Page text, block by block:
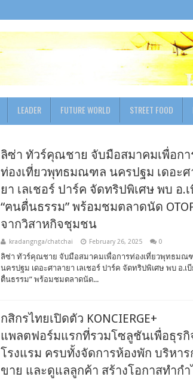
LEADER FUTURE WORLD STREET FOOD
ลิซ่า ทัวร์คุณชาย จับมือสมาคมเพื่อกา
ท่องเที่ยวพุทธมณฑล นครปฐม เดอะศ
ยา เลเชอร์ ปาร์ค จัดทริปพิเศษ พบ อ.
“ฅนตื่นธรรม” พร้อมชมตลาดนัด
จากวิสาหกิจชุมชน
kradangnga/chatchai February 26, 2025 0
ลิซ่า ทัวร์คุณชาย จับมือสมาคมเพื่อการท่องเที่ยวพุทธมณ
นครปฐม เดอะศาลายา เลเชอร์ ปาร์ค จัดทริปพิเศษ พบ อ.เ
ตื่นธรรม” พร้อมชมตลาดนัด...
กสิกรไทยเปิดตัว KONCIERGE+
แพลตฟอร์มแรกที่รวมโซลูชันเพื่อธุรกิ
โรงแรม ครบทั้งจัดการห้องพัก บริหาร
ขาย และดูแลลูกค้า สร้างโอกาสทำกำ